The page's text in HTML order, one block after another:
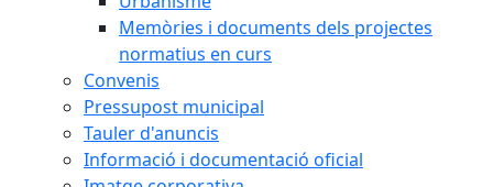
Memòries i documents dels projectes
normatius en curs
Convenis
Pressupost municipal
Tauler d'anuncis
Informació i documentació oficial